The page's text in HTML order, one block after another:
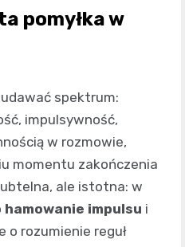
pomyłka w
spektrum:
impulsywność,
w rozmowie,
momentu zakończenia
ale istotna: w
hamowanie impulsu i
o rozumienie reguł